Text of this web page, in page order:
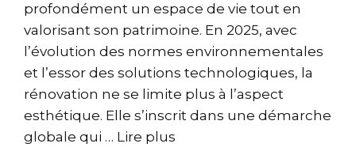
profondément un espace de vie tout en
valorisant son patrimoine. En 2025, avec
l’évolution des normes environnementales
et l’essor des solutions technologiques, la
rénovation ne se limite plus à l’aspect
esthétique. Elle s’inscrit dans une démarche
globale qui … Lire plus